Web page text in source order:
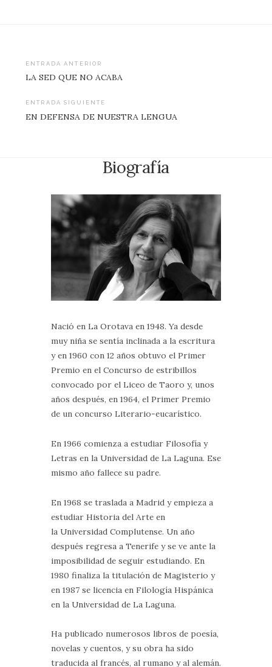
Navegación
de
entradas
ENTRADA ANTERIOR
LA SED QUE NO ACABA
ENTRADA SIGUIENTE
EN DEFENSA DE NUESTRA LENGUA
Biografía
Nació en La Orotava en 1948. Ya desde
muy niña se sentía inclinada a la escritura
y en 1960 con 12 años obtuvo el Primer
Premio en el Concurso de estribillos
convocado por el Liceo de Taoro y, unos
años después, en 1964, el Primer Premio
de un concurso Literario-eucarístico.
En 1966 comienza a estudiar Filosofía y
Letras en la Universidad de La Laguna. Ese
mismo año fallece su padre.
En 1968 se traslada a Madrid y empieza a
estudiar Historia del Arte en
la Universidad Complutense. Un año
después regresa a Tenerife y se ve ante la
imposibilidad de seguir estudiando. En
1980 finaliza la titulación de Magisterio y
en 1987 se licencia en Filología Hispánica
en la Universidad de La Laguna.
Ha publicado numerosos libros de poesía,
novelas y cuentos, y su obra ha sido
traducida al francés, al rumano y al alemán.